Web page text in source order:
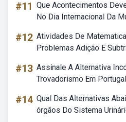
#11 Que Acontecimentos
No Dia Internacional Da
#12 Atividades De
Problemas Adição E
#13 Assinale A Alternativa
Trovadorismo Em Portugal
#14 Qual Das Alternativas
órgãos Do Sistema